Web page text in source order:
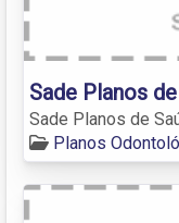
Sade Planos
Sade Planos de
Planos